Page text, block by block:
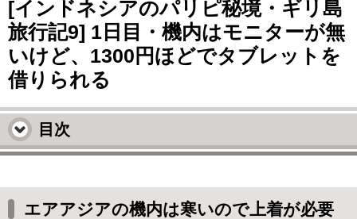
[インドネシアのパリピ秘境・ギリ島
旅行記9] 1日目・機内はモニターが無
いけど、1300円ほどでタブレットを
借りられる
目次
右側の窓際は日が当たって暖かい
エアアジアの機内は寒いので上着が必要